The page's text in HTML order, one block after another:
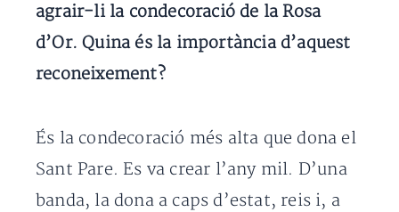
agrair-li la condecoració de la Rosa
d’Or. Quina és la importància d’aquest
reconeixement?
És la condecoració més alta que dona el
Sant Pare. Es va crear l’any mil. D’una
banda, la dona a caps d’estat, reis i, a